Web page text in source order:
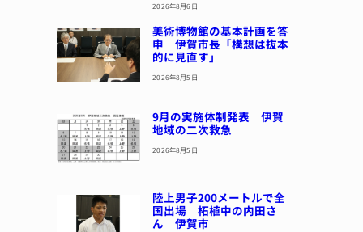
2026年8月6日
美術博物館の基本計画を答
申 伊賀市長「構想は抜本
的に見直す」
2026年8月5日
9月の実施体制発表 伊賀
地域の二次救急
2026年8月5日
陸上男子200メートルで全
国出場 柘植中の内田さ
ん 伊賀市